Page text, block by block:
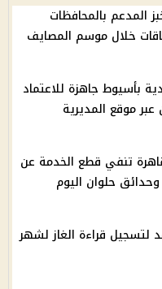
المدعم بالمحافظات
خلال موسم المصايف
بأسيوط جاهزة للاعتماد
عبر موقع المديرية
تنفي قطع الخدمة عن
حلوان اليوم
لتسجيل قراءة الغاز لشهر